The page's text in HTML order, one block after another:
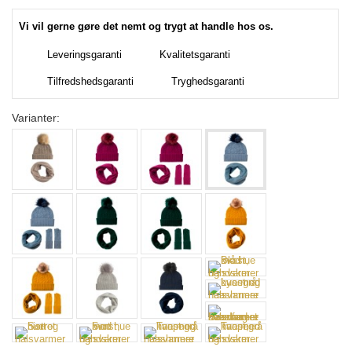
Vi vil gerne gøre det nemt og trygt at handle hos os.
Leveringsgaranti Kvalitetsgaranti
Tilfredshedsgaranti Tryghedsgaranti
Varianter: